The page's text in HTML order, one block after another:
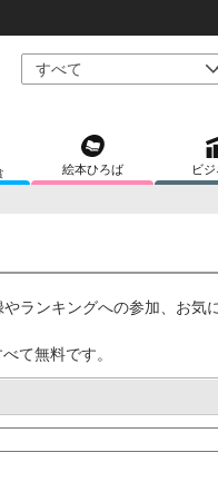
絵本ひろば ビ
ランキングへの参加、お気
て無料です。